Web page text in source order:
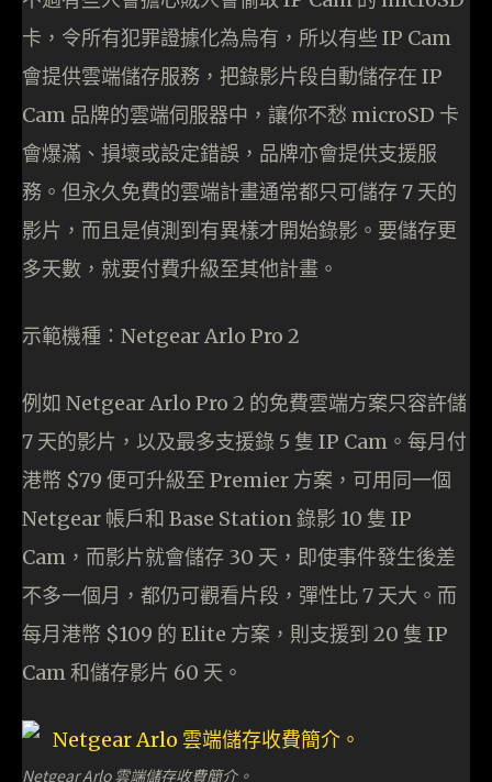
卡，令所有犯罪證據化為烏有，所以有些 IP Cam
會提供雲端儲存服務，把錄影片段自動儲存在 IP
Cam 品牌的雲端伺服器中，讓你不愁 microSD 卡
會爆滿、損壞或設定錯誤，品牌亦會提供支援服
務。但永久免費的雲端計畫通常都只可儲存 7 天的
影片，而且是偵測到有異樣才開始錄影。要儲存更
多天數，就要付費升級至其他計畫。
示範機種：Netgear Arlo Pro 2
例如 Netgear Arlo Pro 2 的免費雲端方案只容許儲
7 天的影片，以及最多支援錄 5 隻 IP Cam。每月付
港幣 $79 便可升級至 Premier 方案，可用同一個
Netgear 帳戶和 Base Station 錄影 10 隻 IP
Cam，而影片就會儲存 30 天，即使事件發生後差
不多一個月，都仍可觀看片段，彈性比 7 天大。而
每月港幣 $109 的 Elite 方案，則支援到 20 隻 IP
Cam 和儲存影片 60 天。
Netgear Arlo 雲端儲存收費簡介。